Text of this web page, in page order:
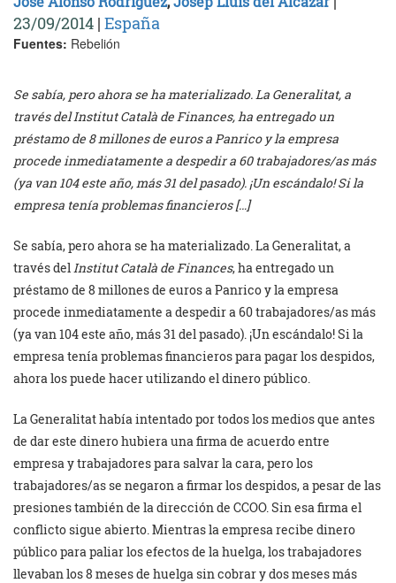
23/09/2014 | España
Fuentes: Rebelión
Se sabía, pero ahora se ha materializado. La Generalitat, a
través del Institut Català de Finances, ha entregado un
préstamo de 8 millones de euros a Panrico y la empresa
procede inmediatamente a despedir a 60 trabajadores/as más
(ya van 104 este año, más 31 del pasado). ¡Un escándalo! Si la
empresa tenía problemas financieros […]
Se sabía, pero ahora se ha materializado. La Generalitat, a
través delInstitut Català de Finances, ha entregado un
préstamo de 8 millones de euros a Panrico y la empresa
procede inmediatamente a despedir a 60 trabajadores/as más
(ya van 104 este año, más 31 del pasado). ¡Un escándalo! Si la
empresa tenía problemas financieros para pagar los despidos,
ahora los puede hacer utilizando el dinero público.
La Generalitat había intentado por todos los medios que antes
de dar este dinero hubiera una firma de acuerdo entre
empresa y trabajadores para salvar la cara, pero los
trabajadores/as se negaron a firmar los despidos, a pesar de las
presiones también de la dirección de CCOO. Sin esa firma el
conflicto sigue abierto. Mientras la empresa recibe dinero
público para paliar los efectos de la huelga, los trabajadores
llevaban los 8 meses de huelga sin cobrar y dos meses más